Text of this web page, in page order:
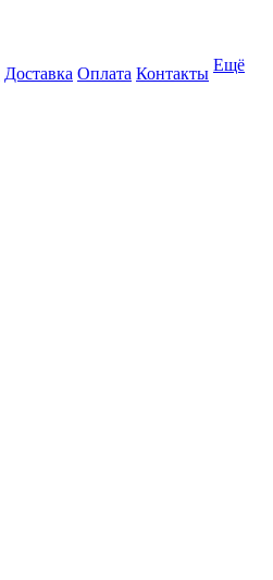
Доставка Оплата Контакты Ещё